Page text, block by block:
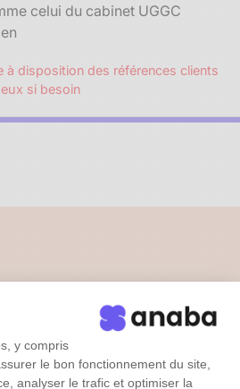
y compris
le bon fonctionnement du site,
analyser le trafic et optimiser la
celui du cabinet UGGC
à disposition des références clients
si besoin
pour intégrer
chez
test4